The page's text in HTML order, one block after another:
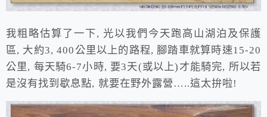
我粗略估算了一下, 光以我們今天跑高山湖泊及保護
區, 大約3, 400公里以上的路程, 腳踏車就算時速15-20
公里, 每天騎6-7小時, 要3天(或以上)才能騎完, 所以若
是沒有找到歇息點, 就要在野外露營…..這太拚啦!